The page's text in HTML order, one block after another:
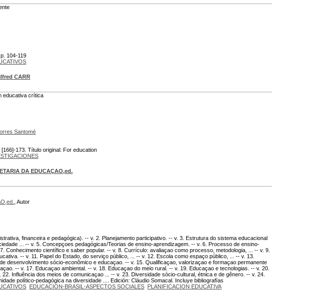
104-119
CARR
educativa crítica
Santomé
173. Título original: For education
DA EDUCAÇAO,ed.
, Autor
financeira e pedagógica). -- v. 2. Planejamento participativo. -- v. 3. Estrutura do sistema educacional
... -- v. 5. Concepçoes pedagógicas/Teorias de ensino-aprendizagem. -- v. 6. Processo de ensino-
Conhecimento científico e saber popular. -- v. 8. Currículo: avaliaçao como processo, metodologia, ... -- v. 9.
-- v. 11. Papel do Estado, do serviço público, ... -- v. 12. Escola como espaço público, ... -- v. 13.
desenvolvimento sócio-econômico e educaçao. -- v. 15. Qualificaçao, valorizaçao e formaçao permanente
-- v. 17. Educaçao ambiental. -- v. 18. Educaçao do meio rural. -- v. 19. Educaçao e tecnologias. -- v. 20.
Influência dos meios de comunicaçao ... -- v. 23. Diversidade sócio-cultural, étnica e de gênero. -- v. 24.
político-pedagógica na diversidade .... Edición: Cláudio Somacal. Incluye bibliografías
EDUCACION-BRASIL-ASPECTOS SOCIALES PLANIFICACION EDUCATIVA